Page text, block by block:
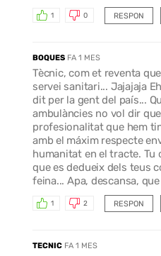
RESPON
1 0
BOQUES FA 1 MES
Tècnic, com et reventa
servei sanitari... Jajajaja
dit per la gent del país...
ambulàncies no vol dir
profesionalitat que hem
amb el máxim respecte
humanitat en el tracte. Tu
que es dedueix dels teus
feina... Apa, descansa,
RESPON
1 2
TECNIC FA 1 MES